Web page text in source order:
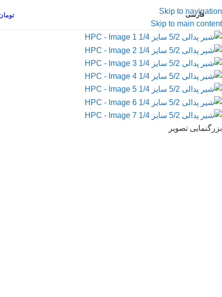
Skip to navigation
Skip to main content
فارسی
بزرگنمایی تصویر